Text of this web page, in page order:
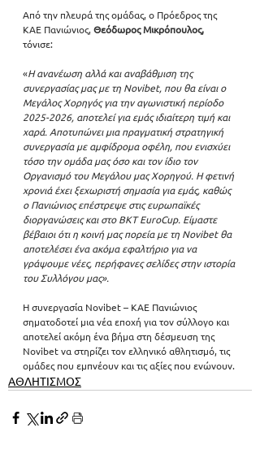
Από την πλευρά της ομάδας, o Πρόεδρος της
ΚΑΕ Πανιώνιος, Θεόδωρος Μικρόπουλος,
τόνισε:
«Η ανανέωση αλλά και αναβάθμιση της
συνεργασίας μας με τη Novibet, που θα είναι ο
Μεγάλος Χορηγός για την αγωνιστική περίοδο
2025-2026, αποτελεί για εμάς ιδιαίτερη τιμή και
χαρά. Aποτυπώνει μια πραγματική στρατηγική
συνεργασία με αμφίδρομα οφέλη, που ενισχύει
τόσο την ομάδα μας όσο και τον ίδιο τον
Οργανισμό του Μεγάλου μας Χορηγού. Η φετινή
χρονιά έχει ξεχωριστή σημασία για εμάς, καθώς
ο Πανιώνιος επέστρεψε στις ευρωπαϊκές
διοργανώσεις και στο BKT EuroCup. Είμαστε
βέβαιοι ότι η κοινή μας πορεία με τη Novibet θα
αποτελέσει ένα ακόμα εφαλτήριο για να
γράψουμε νέες, περήφανες σελίδες στην ιστορία
του Συλλόγου μας».
Η συνεργασία Novibet – ΚΑΕ Πανιώνιος
σηματοδοτεί μια νέα εποχή για τον σύλλογο και
αποτελεί ακόμη ένα βήμα στη δέσμευση της
Novibet να στηρίζει τον ελληνικό αθλητισμό, τις
ομάδες που εμπνέουν και τις αξίες που ενώνουν.
ΑΘΛΗΤΙΣΜΟΣ